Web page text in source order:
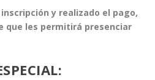
y realizado el pago,
que les permitirá presenciar
: